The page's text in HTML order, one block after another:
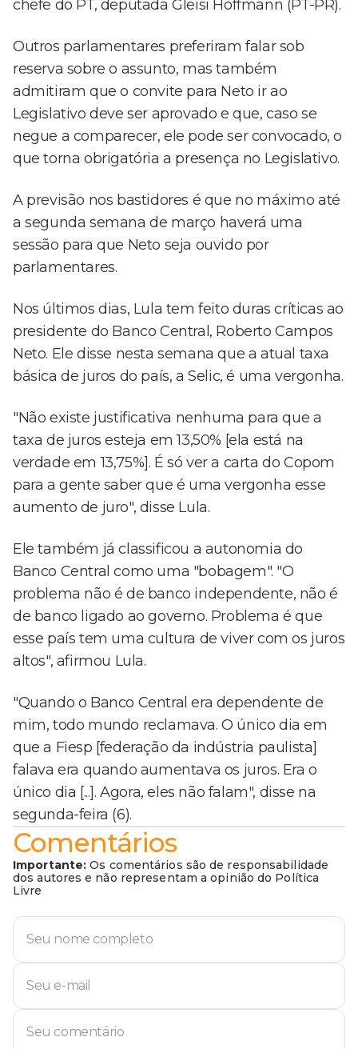
chefe do PT, deputada Gleisi Hoffmann (PT-PR).
Outros parlamentares preferiram falar sob
reserva sobre o assunto, mas também
admitiram que o convite para Neto ir ao
Legislativo deve ser aprovado e que, caso se
negue a comparecer, ele pode ser convocado, o
que torna obrigatória a presença no Legislativo.
A previsão nos bastidores é que no máximo até
a segunda semana de março haverá uma
sessão para que Neto seja ouvido por
parlamentares.
Nos últimos dias, Lula tem feito duras críticas ao
presidente do Banco Central, Roberto Campos
Neto. Ele disse nesta semana que a atual taxa
básica de juros do país, a Selic, é uma vergonha.
"Não existe justificativa nenhuma para que a
taxa de juros esteja em 13,50% [ela está na
verdade em 13,75%]. É só ver a carta do Copom
para a gente saber que é uma vergonha esse
aumento de juro", disse Lula.
Ele também já classificou a autonomia do
Banco Central como uma "bobagem". "O
problema não é de banco independente, não é
de banco ligado ao governo. Problema é que
esse país tem uma cultura de viver com os juros
altos", afirmou Lula.
"Quando o Banco Central era dependente de
mim, todo mundo reclamava. O único dia em
que a Fiesp [federação da indústria paulista]
falava era quando aumentava os juros. Era o
único dia [...]. Agora, eles não falam", disse na
segunda-feira (6).
Comentários
Importante: Os comentários são de responsabilidade
dos autores e não representam a opinião do Política
Livre